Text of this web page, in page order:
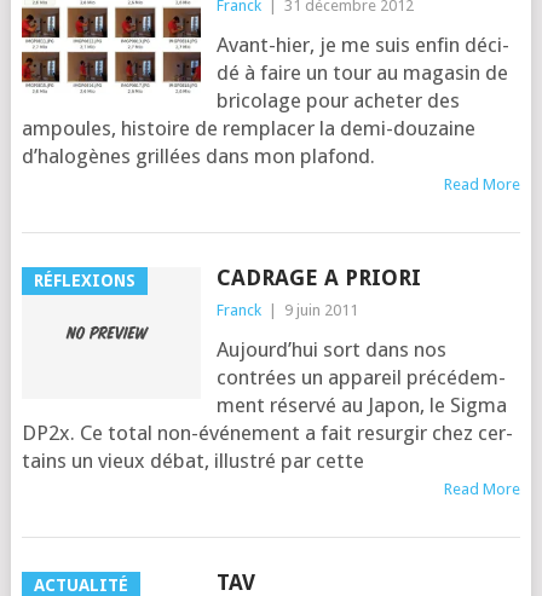
Franck 31 décembre 2012
Avant-hier, je me suis enfin déci­
dé à faire un tour au maga­sin de
bri­co­lage pour ache­ter des
ampoules, his­toire de rem­pla­cer la demi-dou­zaine
d’ha­lo­gènes grillées dans mon plafond.
Read More
RÉFLEXIONS CADRAGE A PRIORI
Franck 9 juin 2011
Aujourd’­hui sort dans nos
contrées un appa­reil pré­cé­dem­
ment réser­vé au Japon, le Sig­ma
DP2x. Ce total non-évé­ne­ment a fait resur­gir chez cer­
tains un vieux débat, illus­tré par cette
Read More
ACTUALITÉ TAV